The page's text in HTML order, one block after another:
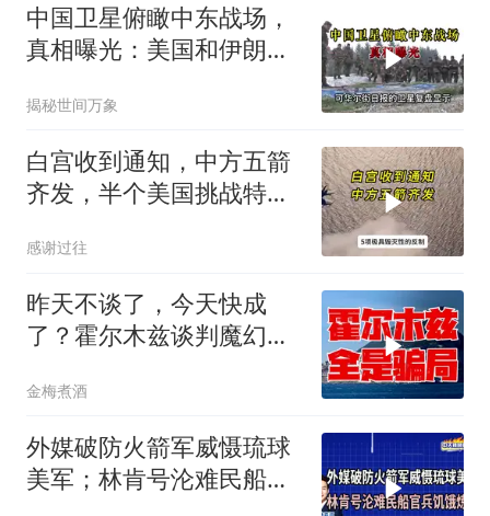
中国卫星俯瞰中东战场，
真相曝光：美国和伊朗都
揭秘世间万象
白宫收到通知，中方五箭
齐发，半个美国挑战特朗
感谢过往
昨天不谈了，今天快成
了？霍尔木兹谈判魔幻反
金梅煮酒
外媒破防火箭军威慑琉球
美军；林肯号沦难民船官